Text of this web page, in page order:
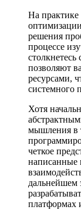
На
решения
процессе
позволяют
ресурсами,
системного
Хотя
мышления в
четкое
написанные
дальнейшем
платформах